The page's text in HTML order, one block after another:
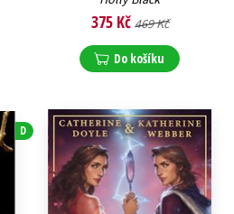
375 Kč 469 Kč
Do košíku
D